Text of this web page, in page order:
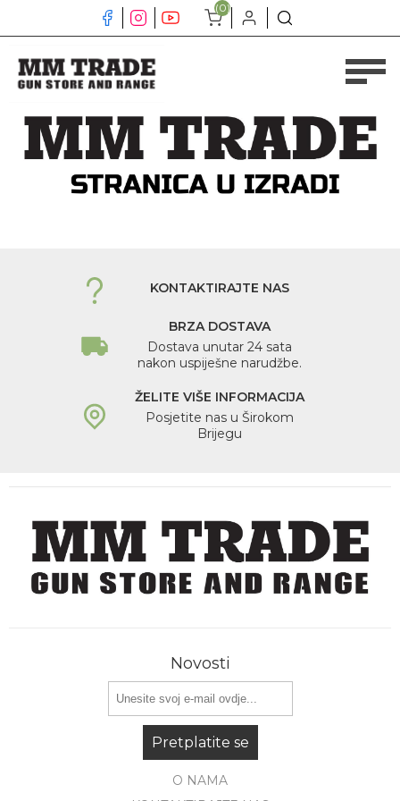
(0)
KONTAKTIRAJTE NAS
BRZA DOSTAVA
Dostava unutar 24 sata
nakon uspiješne narudžbe.
ŽELITE VIŠE INFORMACIJA
Posjetite nas u Širokom
Brijegu
Novosti
Pretplatite se
O NAMA